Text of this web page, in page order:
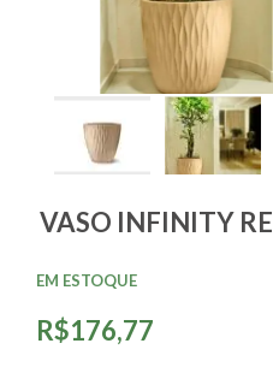
VASO INFINITY
R$176,77
EM ESTOQUE